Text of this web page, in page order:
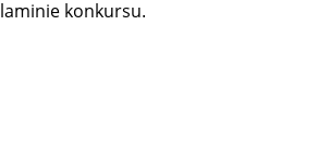
konkursu.